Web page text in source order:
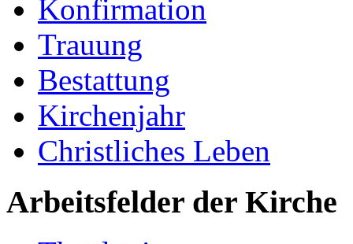
Konfirmation
Trauung
Bestattung
Kirchenjahr
Christliches Leben
Arbeitsfelder der Kirche